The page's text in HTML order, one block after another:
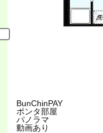
BunChinPAY
ポンタ部屋
パノラマ
動画あり